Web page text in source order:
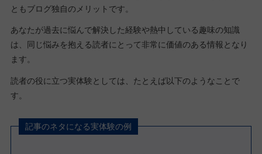
ともブログ独自のメリットです。
あなたが過去に悩んで解決した経験や熱中している趣味の知識
は、同じ悩みを抱える読者にとって非常に価値のある情報となり
ます。
読者の役に立つ実体験としては、たとえば以下のようなことで
す。
記事のネタになる実体験の例